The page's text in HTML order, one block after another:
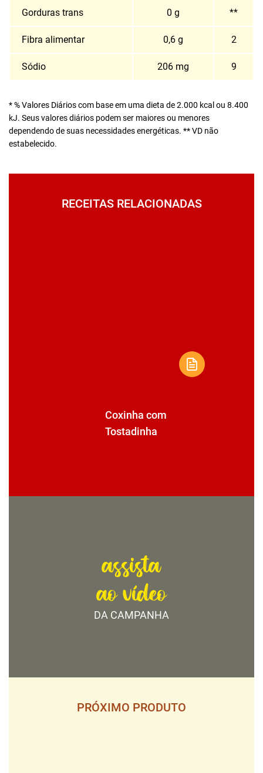
Gorduras trans 0 g **
Fibra alimentar 0,6 g 2
Sódio 206 mg 9
* % Valores Diários com base em uma dieta de 2.000 kcal ou 8.400
kJ. Seus valores diários podem ser maiores ou menores
dependendo de suas necessidades energéticas. ** VD não
estabelecido.
RECEITAS RELACIONADAS
Coxinha com
Tostadinha
assista
ao vídeo
DA CAMPANHA
PRÓXIMO PRODUTO